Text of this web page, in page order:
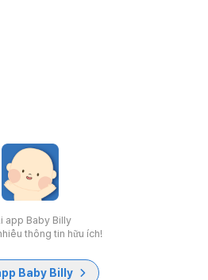
app Baby Billy
thông tin hữu ích!
Baby Billy